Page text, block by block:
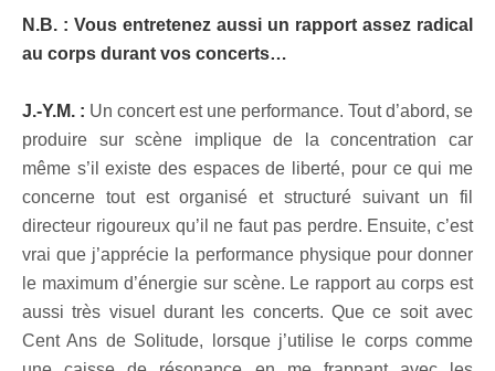
N.B. : Vous entretenez aussi un rapport assez radical
au corps durant vos concerts…
J.-Y.M. : Un concert est une performance. Tout d’abord, se
produire sur scène implique de la concentration car
même s’il existe des espaces de liberté, pour ce qui me
concerne tout est organisé et structuré suivant un fil
directeur rigoureux qu’il ne faut pas perdre. Ensuite, c’est
vrai que j’apprécie la performance physique pour donner
le maximum d’énergie sur scène. Le rapport au corps est
aussi très visuel durant les concerts. Que ce soit avec
Cent Ans de Solitude, lorsque j’utilise le corps comme